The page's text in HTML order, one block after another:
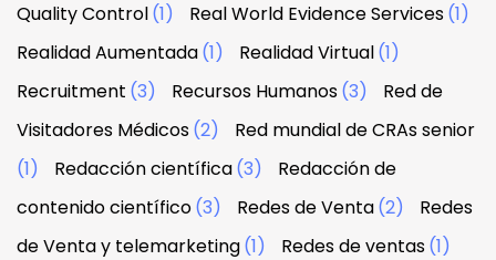
Quality Control(1) Real World Evidence Services(1)
Realidad Aumentada(1) Realidad Virtual(1)
Recruitment (3) Recursos Humanos(3)
Red de
Visitadores Médicos(2)
Red mundial de CRAs senior
(1)
Redacción científica(3)
Redacción de
contenido científico(3) Redes de Venta(2)
Redes
de Venta y telemarketing(1) Redes de ventas(1)